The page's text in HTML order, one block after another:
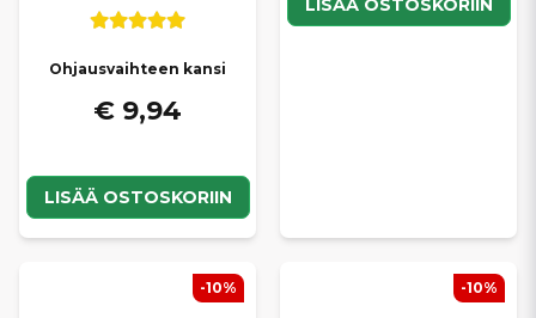
Ohjausvaihteen kansi
€ 9,94
LISÄÄ OSTOSKORIIN
LISÄÄ OSTOSKORIIN
-10% -10%